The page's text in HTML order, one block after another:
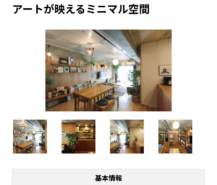
アートが映えるミニマル空間
基本情報